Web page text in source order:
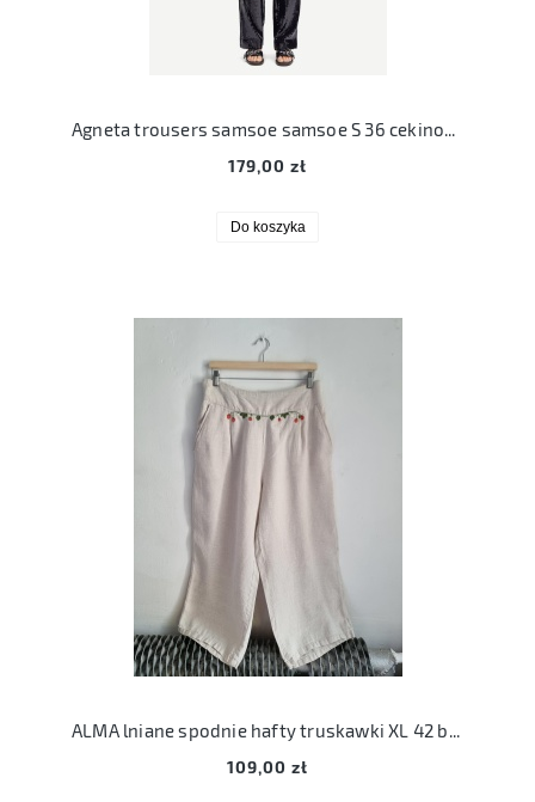
179,00 zł
Do koszyka
ALMA lniane spodnie hafty truskawki XL 42 beżowe len haft
109,00 zł